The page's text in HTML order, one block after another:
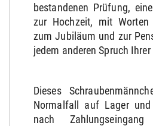
bestandenen Prüfung,
zur Hochzeit, mit Worten
zum Jubiläum und zur
jedem anderen Spruch Ihrer
Dieses
Normalfall auf Lager
nach